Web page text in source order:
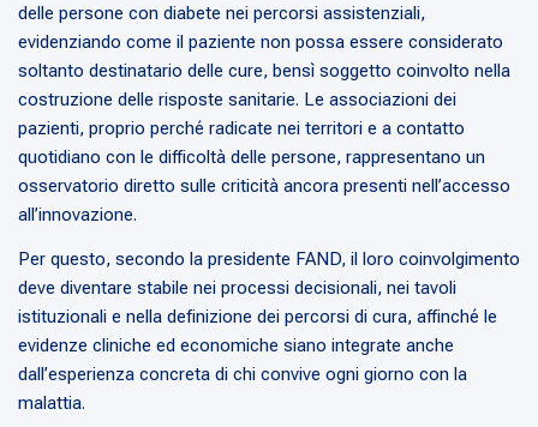
delle persone con diabete nei percorsi assistenziali,
evidenziando come il paziente non possa essere considerato
soltanto destinatario delle cure, bensì soggetto coinvolto nella
costruzione delle risposte sanitarie. Le associazioni dei
pazienti, proprio perché radicate nei territori e a contatto
quotidiano con le difficoltà delle persone, rappresentano un
osservatorio diretto sulle criticità ancora presenti nell’accesso
all’innovazione.
Per questo, secondo la presidente FAND, il loro coinvolgimento
deve diventare stabile nei processi decisionali, nei tavoli
istituzionali e nella definizione dei percorsi di cura, affinché le
evidenze cliniche ed economiche siano integrate anche
dall’esperienza concreta di chi convive ogni giorno con la
malattia.